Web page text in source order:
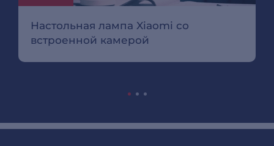
Настольная лампа Xiaomi со
встроенной камерой